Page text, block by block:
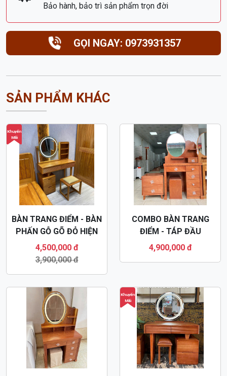
Bảo hành, bảo trì sản phẩm trọn đời
GỌI NGAY: 0973931357
SẢN PHẨM KHÁC
Khuyến
Mãi
BÀN TRANG ĐIỂM - BÀN
PHẤN GỖ GÕ ĐỎ HIỆN
ĐẠI BTD63
4,500,000 đ
3,900,000 đ
COMBO BÀN TRANG
ĐIỂM - TÁP ĐẦU
GIƯỜNG XOAN ĐÀO
4,900,000 đ
Khuyến
Mãi